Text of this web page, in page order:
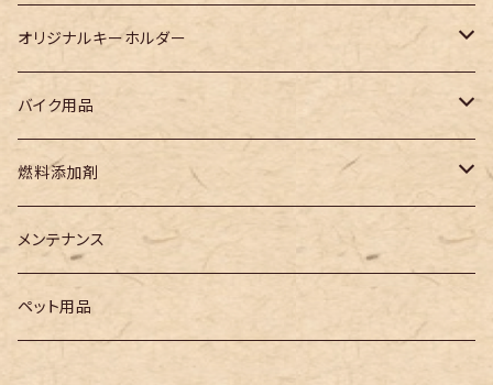
プリントステッカー
WAKO‘S
Racing TaSK(レーシングタスク)
チェーンルブ
ガソリン燃料添加剤
その他メーカー
オリジナルキーホルダー
児島ジーンズキーホルダー
3Dキーホルダー
バイク用品
電装系
ヘッドライトバルブ
燃料添加剤
レーシングタスク
メンテナンス
ペット用品